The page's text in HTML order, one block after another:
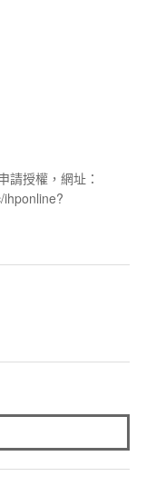
請授權，網址：